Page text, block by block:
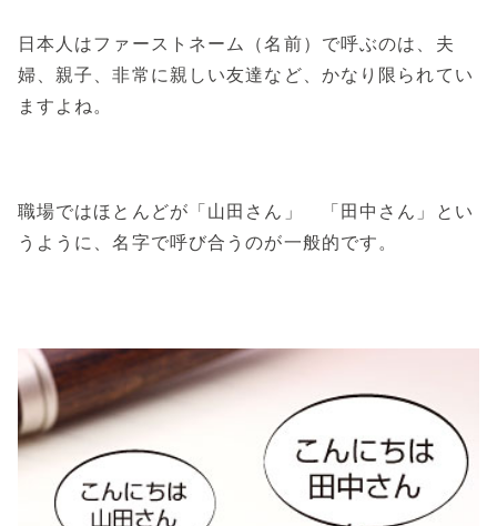
日本人はファーストネーム（名前）で呼ぶのは、夫
婦、親子、非常に親しい友達など、かなり限られてい
ますよね。
職場ではほとんどが「山田さん」 「田中さん」とい
うように、名字で呼び合うのが一般的です。